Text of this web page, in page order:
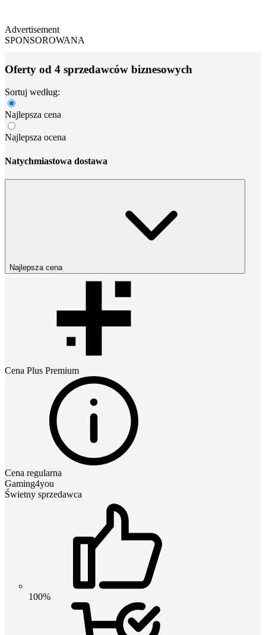
Advertisement
SPONSOROWANA
Oferty od 4 sprzedawców biznesowych
Sortuj według:
Najlepsza cena
Najlepsza ocena
Natychmiastowa dostawa
Najlepsza cena
Cena Plus Premium
Cena regularna
Gaming4you
Świetny sprzedawca
100%